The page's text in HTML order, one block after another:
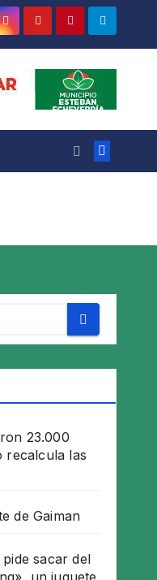
23.000
recalcula las
de Gaiman
sacar del
un juguete